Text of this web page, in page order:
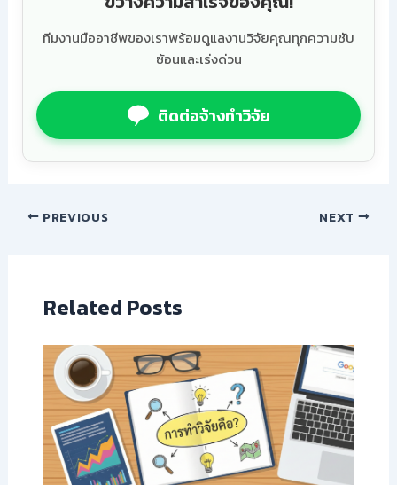
ทีมงานมืออาชีพของเราพร้อมดูแลงานวิจัยคุณทุกความซับ
ซ้อนและเร่งด่วน
ติดต่อจ้างทำวิจัย
PREVIOUS NEXT
Related Posts